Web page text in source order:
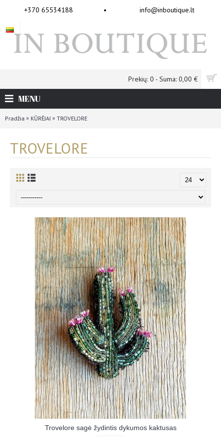
+370 65534188 • info@inboutique.lt
Prekių: 0 - Suma: 0,00 €
MENU
Pradžia » KŪRĖJAI » TROVELORE
TROVELORE
Trovelore sagė žydintis dykumos kaktusas